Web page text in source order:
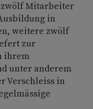
zwölf Mitarbeiter
in
weitere zwölf
zur
ihrem
unter anderem
Verschleiss in